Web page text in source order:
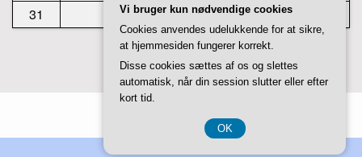
31
« jul
Vi bruger kun nødvendige cookies
Cookies anvendes udelukkende for at sikre,
at hjemmesiden fungerer korrekt.
Disse cookies sættes af os og slettes
automatisk, når din session slutter eller efter
kort tid.
OK